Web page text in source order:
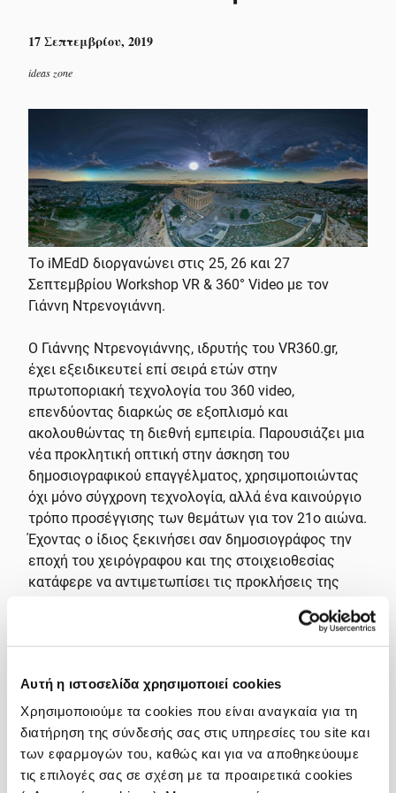
Αυτή η ιστοσελίδα χρησιμοποιεί cookies
Χρησιμοποιούμε τα cookies που είναι αναγκαία για τη
διατήρηση της σύνδεσής σας στις υπηρεσίες του site και
των εφαρμογών του, καθώς και για να αποθηκεύουμε
τις επιλογές σας σε σχέση με τα προαιρετικά cookies
17 Σεπτεμβρίου, 2019
ideas zone
Το iMEdD διοργανώνει στις 25, 26 και 27
Σεπτεμβρίου Workshop VR & 360° Video με τον
Γιάννη Ντρενογιάννη.
Ο Γιάννης Ντρενογιάννης, ιδρυτής του VR360.gr,
έχει εξειδικευτεί επί σειρά ετών στην
πρωτοποριακή τεχνολογία του 360 video,
επενδύοντας διαρκώς σε εξοπλισμό και
ακολουθώντας τη διεθνή εμπειρία. Παρουσιάζει μια
νέα προκλητική οπτική στην άσκηση του
δημοσιογραφικού επαγγέλματος, χρησιμοποιώντας
όχι μόνο σύγχρονη τεχνολογία, αλλά ένα καινούργιο
τρόπο προσέγγισης των θεμάτων για τον 21ο αιώνα.
Έχοντας ο ίδιος ξεκινήσει σαν δημοσιογράφος την
εποχή του χειρόγραφου και της στοιχειοθεσίας
κατάφερε να αντιμετωπίσει τις προκλήσεις της
δημιουργικά, παραμένοντας αμετακίνητος μονάχα
στους τομείς του δημοσιογραφικού ήθους και της
Στο workshop αυτό θα μας μιλήσει για μια νέα
οπτική στην άσκηση του δημοσιογραφικού
επαγγέλματος και ένα καινούργιο τρόπο
προσέγγισης των θεμάτων, με τις τεχνικές και τα